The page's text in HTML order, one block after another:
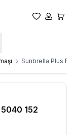
Favorilerim
Hesabım
Sunbrella Plus
152